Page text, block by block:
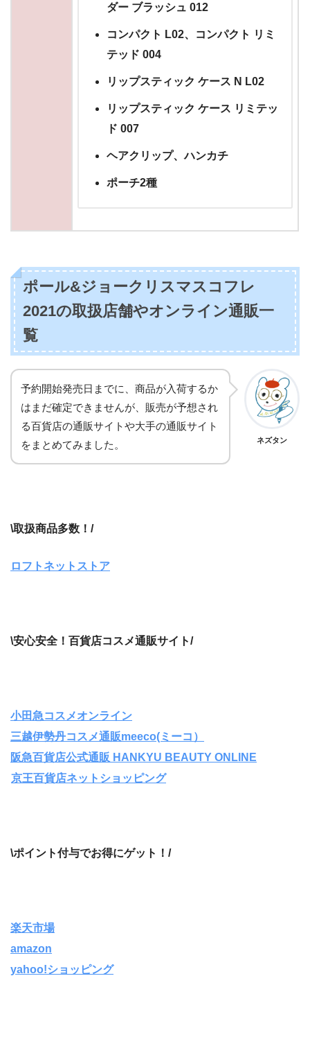
ダー ブラッシュ 012
コンパクト L02、コンパクト リミ
テッド 004
リップスティック ケース N L02
リップスティック ケース リミテッ
ド 007
ヘアクリップ、ハンカチ
ポーチ2種
ポール&ジョークリスマスコフレ
2021の取扱店舗やオンライン通販一
覧
予約開始発売日までに、商品が入荷するか
はまだ確定できませんが、販売が予想され
る百貨店の通販サイトや大手の通販サイト
をまとめてみました。
ネズタン
\取扱商品多数！/
ロフトネットストア
\安心安全！百貨店コスメ通販サイト/
小田急コスメオンライン
三越伊勢丹コスメ通販meeco(ミーコ）
阪急百貨店公式通販 HANKYU BEAUTY ONLINE
京王百貨店ネットショッピング
\ポイント付与でお得にゲット！/
楽天市場
amazon
yahoo!ショッピング